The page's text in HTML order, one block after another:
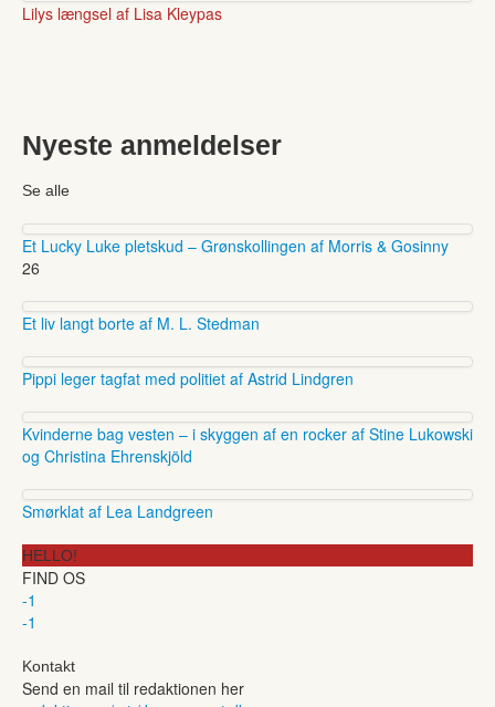
Lilys længsel af Lisa Kleypas
Nyeste anmeldelser
Se alle
Et Lucky Luke pletskud – Grønskollingen af Morris & Gosinny
26
Et liv langt borte af M. L. Stedman
Pippi leger tagfat med politiet af Astrid Lindgren
Kvinderne bag vesten – i skyggen af en rocker af Stine Lukowski
og Christina Ehrenskjöld
Smørklat af Lea Landgreen
HELLO!
FIND OS
-1
-1
Kontakt
Send en mail til redaktionen her